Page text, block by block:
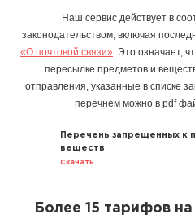
Наш сервис действует в
законодательством, включая
«О почтовой связи». Это означает,
пересылке предметов и
отправления, указанные в списке
перечнем можно в pdf
Перечень запрещенных к
веществ
Скачать
Более 15 тарифов